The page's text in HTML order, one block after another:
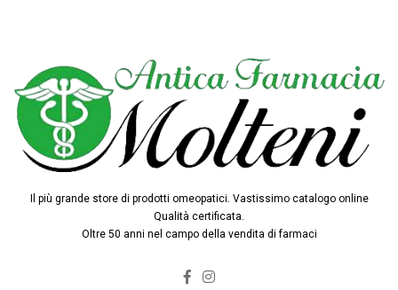
Il più grande store di prodotti omeopatici. Vastissimo catalogo online
Qualità certificata.
Oltre 50 anni nel campo della vendita di farmaci